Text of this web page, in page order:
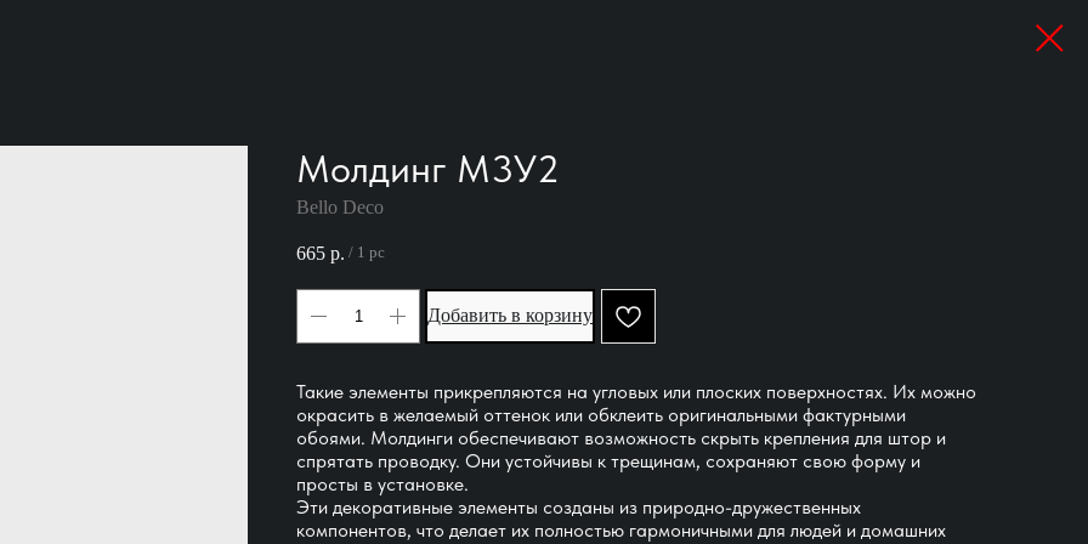
Молдинг М3У2
Bello Deco
665 р. / 1 pc
Добавить в корзину
Такие элементы прикрепляются на угловых или плоских поверхностях. Их можно
окрасить в желаемый оттенок или обклеить оригинальными фактурными
обоями. Молдинги обеспечивают возможность скрыть крепления для штор и
спрятать проводку. Они устойчивы к трещинам, сохраняют свою форму и
просты в установке.
Эти декоративные элементы созданы из природно-дружественных
компонентов, что делает их полностью гармоничными для людей и домашних